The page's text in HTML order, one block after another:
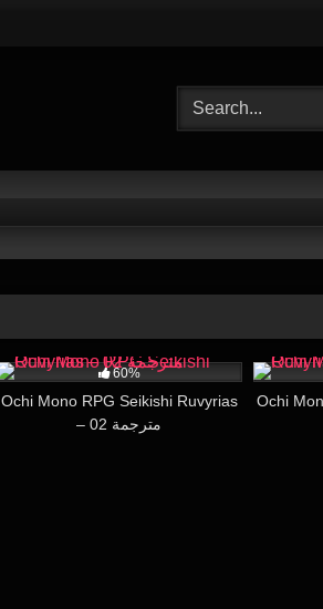
60%
Ochi Mono RPG Seikishi Ruvyrias
– 02 مترجمة
Ochi